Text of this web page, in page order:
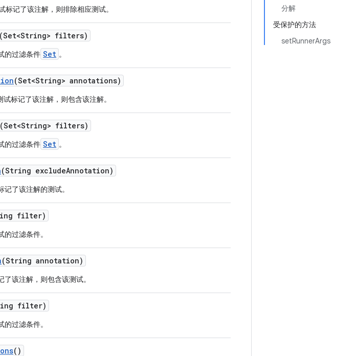
分解
受保护的方法
setRunnerArgs
标记了该注解，则排除相应测试。
(Set<String> filters)
的过滤条件 Set 。
(Set<String> annotations)
试标记了该注解，则包含该注解。
(Set<String> filters)
的过滤条件 Set 。
(String excludeAnnotation)
了该注解的测试。
filter)
过滤条件。
(String annotation)
该注解，则包含该测试。
filter)
过滤条件。
()